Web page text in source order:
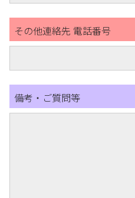
その他連絡先 電話番号
備考・ご質問等